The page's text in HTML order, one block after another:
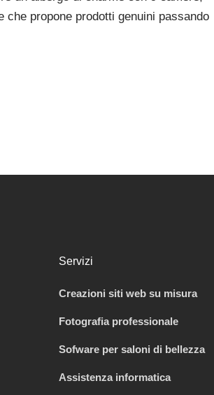
propone prodotti genuini passando
Servizi
Creazioni siti web su misura
Fotografia professionale
Sofware per saloni di bellezza
Assistenza informatica